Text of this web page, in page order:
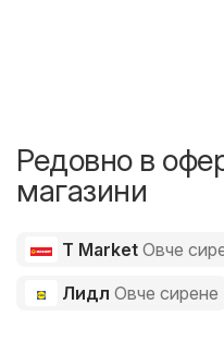
Редовно в
магазини
T Market Овче
Лидл Овче сирене